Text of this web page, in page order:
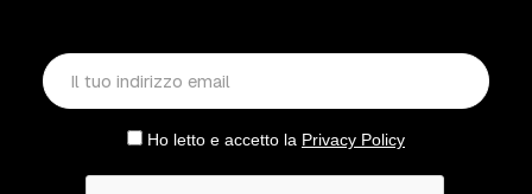
Ho letto e accetto la Privacy Policy